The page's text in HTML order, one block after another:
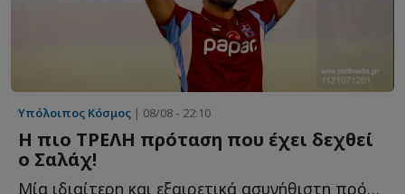
Υπόλοιπος Κόσμος | 08/08 - 22:10
Η πιο ΤΡΕΛΗ πρόταση που έχει δεχθεί
ο Σαλάχ!
Μία ιδιαίτερη και εξαιρετικά ασυνήθιστη πρόταση δέχθηκε ο...